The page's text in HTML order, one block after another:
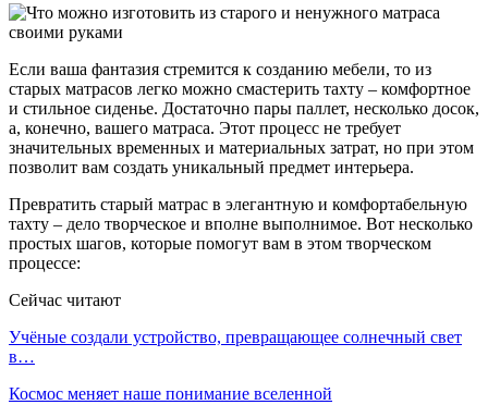
Если ваша фантазия стремится к созданию мебели, то из
старых матрасов легко можно смастерить тахту – комфортное
и стильное сиденье. Достаточно пары паллет, несколько досок,
а, конечно, вашего матраса. Этот процесс не требует
значительных временных и материальных затрат, но при этом
позволит вам создать уникальный предмет интерьера.
Превратить старый матрас в элегантную и комфортабельную
тахту – дело творческое и вполне выполнимое. Вот несколько
простых шагов, которые помогут вам в этом творческом
процессе:
Сейчас читают
Учёные создали устройство, превращающее солнечный свет
в…
Космос меняет наше понимание вселенной